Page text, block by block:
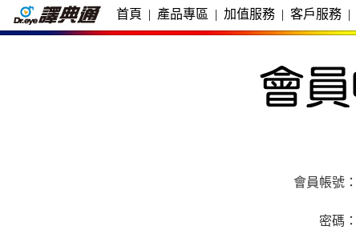
首頁 | 產品專區 | 加值服務 | 客戶服務 |
會員帳號：
密碼：